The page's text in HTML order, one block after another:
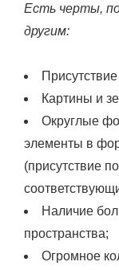
Есть черты,
другим:
Картины и
Округлые
элементы в
(присутствие
Наличие
пространства;
Огромное